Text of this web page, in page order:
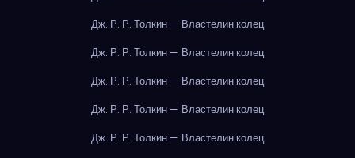
Дж. Р. Р. Толкин — Властелин колец
Дж. Р. Р. Толкин — Властелин колец
Дж. Р. Р. Толкин — Властелин колец
Дж. Р. Р. Толкин — Властелин колец
Дж. Р. Р. Толкин — Властелин колец